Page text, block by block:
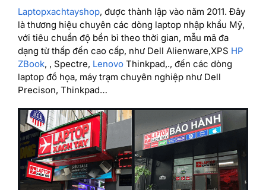
Laptopxachtayshop, được thành lập vào năm 2011. Đây
là thương hiệu chuyên các dòng laptop nhập khẩu Mỹ,
với tiêu chuẩn độ bền bỉ theo thời gian, mẫu mã đa
dạng từ thấp đến cao cấp, như Dell Alienware,XPS HP
ZBook, , Spectre, Lenovo Thinkpad,., đến các dòng
laptop đồ họa, máy trạm chuyên nghiệp như Dell
Precison, Thinkpad…